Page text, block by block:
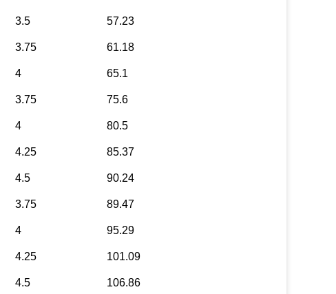
3.5 57.23
3.75 61.18
4 65.1
3.75 75.6
4 80.5
4.25 85.37
4.5 90.24
3.75 89.47
4 95.29
4.25 101.09
4.5 106.86